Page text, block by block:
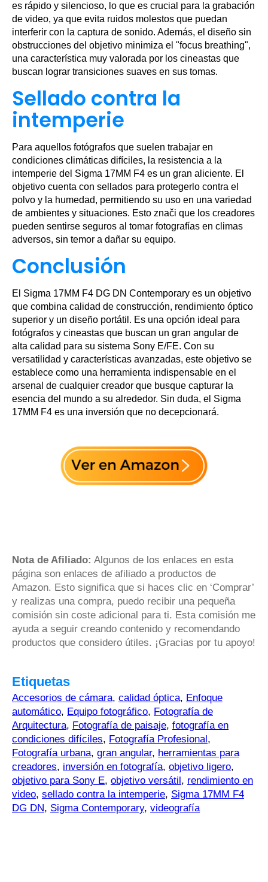
es rápido y silencioso, lo que es crucial para la grabación
de video, ya que evita ruidos molestos que puedan
interferir con la captura de sonido. Además, el diseño sin
obstrucciones del objetivo minimiza el "focus breathing",
una característica muy valorada por los cineastas que
buscan lograr transiciones suaves en sus tomas.
Sellado contra la
intemperie
Para aquellos fotógrafos que suelen trabajar en
condiciones climáticas difíciles, la resistencia a la
intemperie del Sigma 17MM F4 es un gran aliciente. El
objetivo cuenta con sellados para protegerlo contra el
polvo y la humedad, permitiendo su uso en una variedad
de ambientes y situaciones. Esto znači que los creadores
pueden sentirse seguros al tomar fotografías en climas
adversos, sin temor a dañar su equipo.
Conclusión
El Sigma 17MM F4 DG DN Contemporary es un objetivo
que combina calidad de construcción, rendimiento óptico
superior y un diseño portátil. Es una opción ideal para
fotógrafos y cineastas que buscan un gran angular de
alta calidad para su sistema Sony E/FE. Con su
versatilidad y características avanzadas, este objetivo se
establece como una herramienta indispensable en el
arsenal de cualquier creador que busque capturar la
esencia del mundo a su alrededor. Sin duda, el Sigma
17MM F4 es una inversión que no decepcionará.
Nota de Afiliado: Algunos de los enlaces en esta
página son enlaces de afiliado a productos de
Amazon. Esto significa que si haces clic en ‘Comprar’
y realizas una compra, puedo recibir una pequeña
comisión sin coste adicional para ti. Esta comisión me
ayuda a seguir creando contenido y recomendando
productos que considero útiles. ¡Gracias por tu apoyo!
Etiquetas
Accesorios de cámara, calidad óptica, Enfoque
automático, Equipo fotográfico, Fotografía de
Arquitectura, Fotografía de paisaje, fotografía en
condiciones difíciles, Fotografía Profesional,
Fotografía urbana, gran angular, herramientas para
creadores, inversión en fotografía, objetivo ligero,
objetivo para Sony E, objetivo versátil, rendimiento en
video, sellado contra la intemperie, Sigma 17MM F4
DG DN, Sigma Contemporary, videografía